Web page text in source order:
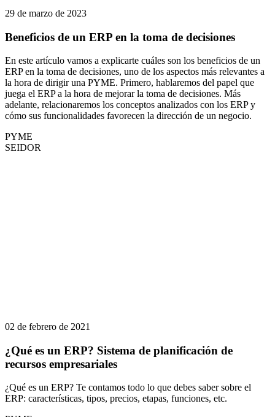
29 de marzo de 2023
Beneficios de un ERP en la toma de decisiones
En este artículo vamos a explicarte cuáles son los beneficios de un
ERP en la toma de decisiones, uno de los aspectos más relevantes a
la hora de dirigir una PYME. Primero, hablaremos del papel que
juega el ERP a la hora de mejorar la toma de decisiones. Más
adelante, relacionaremos los conceptos analizados con los ERP y
cómo sus funcionalidades favorecen la dirección de un negocio.
PYME
SEIDOR
02 de febrero de 2021
¿Qué es un ERP? Sistema de planificación de
recursos empresariales
¿Qué es un ERP? Te contamos todo lo que debes saber sobre el
ERP: características, tipos, precios, etapas, funciones, etc.